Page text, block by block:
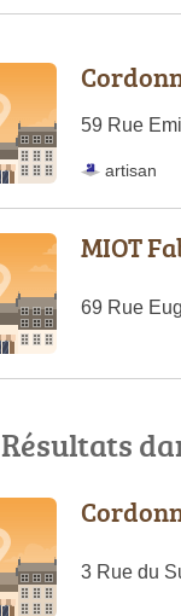
59 Rue
artisan
MIOT
69 Rue
Résultats
3 Rue du